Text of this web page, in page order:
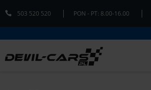
503 520 520 PON - PT: 8.00-16.00